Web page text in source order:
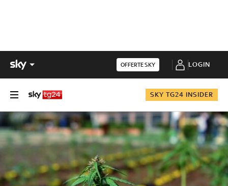
OFFERTE SKY LOGIN
SKY TG24 INSIDER